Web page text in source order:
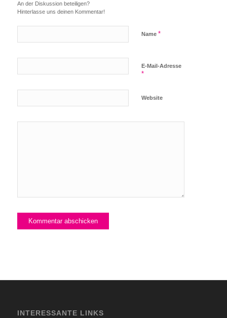
An der Diskussion beteiligen?
Hinterlasse uns deinen Kommentar!
Name *
E-Mail-Adresse
*
Website
INTERESSANTE LINKS